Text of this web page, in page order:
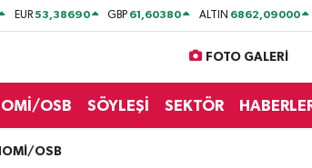
EUR53,38690 GBP 61,60380 ALTIN 6862,09000
FOTO GALERİ
OSB SÖYLEŞİ SEKTÖR
OSB